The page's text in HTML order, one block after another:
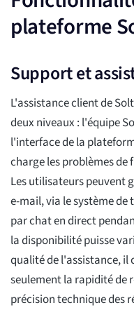
plateforme
Support et
L'assistance client de
deux niveaux : l'équipe
l'interface de la
charge les problèmes
Les utilisateurs peuvent
e-mail, via le système
par chat en direct
la disponibilité puisse
qualité de l'assistance, il
seulement la rapidité de
précision technique des